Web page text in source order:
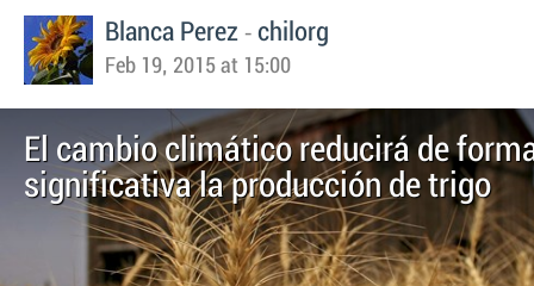
Blanca Perez - chilorg
Feb 19, 2015 at 15:00
El cambio climático reducirá de
significativa la producción de trigo